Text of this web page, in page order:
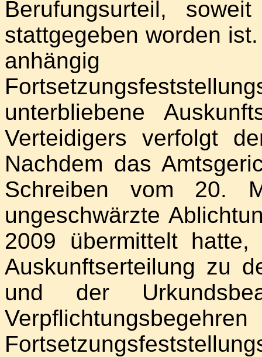
Berufungsurteil,
stattgegeben worden
unterbliebene
Verteidigers verfolgt
Nachdem das
Schreiben vom 20.
ungeschwärzte
2009 übermittelt
Auskunftserteilung zu
und der